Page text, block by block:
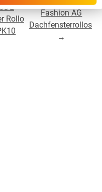
Rollo
Fashion AG
Dachfensterrollos
→